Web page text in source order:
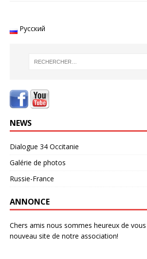
Русский
NEWS
Dialogue 34 Occitanie
Galérie de photos
Russie-France
ANNONCE
Chers amis nous sommes heureux de
nouveau site de notre association!